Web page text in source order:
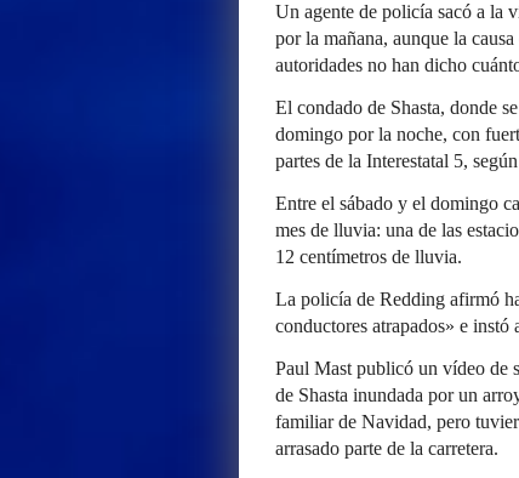
Un agente de policía sacó a la
por la mañana, aunque la
autoridades no han dicho
El condado de Shasta, donde
domingo por la noche, con
partes de la Interestatal 5,
Entre el sábado y el domingo
mes de lluvia: una de las
12 centímetros de lluvia.
La policía de Redding afirmó
conductores atrapados» e instó
Paul Mast publicó un vídeo de
de Shasta inundada por un
familiar de Navidad, pero
arrasado parte de la carretera.